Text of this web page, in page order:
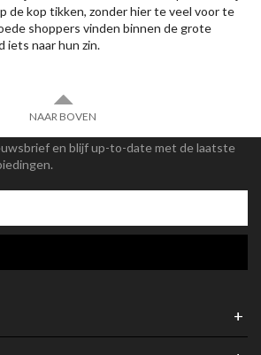
de kop tikken, zonder hier te veel voor te
shoppers vinden binnen de grote
iets naar hun zin.
NAAR BOVEN
en blijf up-to-date met de laatste
+